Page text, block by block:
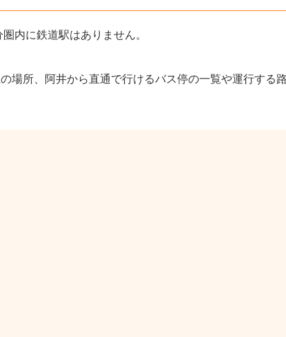
内に鉄道駅はありません。
場所、阿井から直通で行けるバス停の一覧や運行する